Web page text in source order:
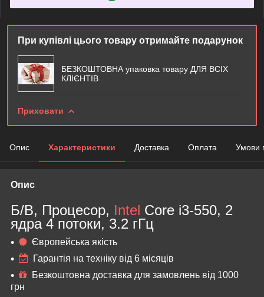
При купівлі цього товару отримайте подарунок
БЕЗКОШТОВНА упаковка товару ДЛЯ ВСІХ
КЛІЄНТІВ
Приховати
Опис Характеристики Доставка Оплата Умови
Опис
Б/В, Процесор, Intel Core i3-550, 2
ядра 4 потоки, 3.2 гГц
Європейська якість
Гарантія на техніку від 6 місяців
Безкоштовна доставка для замовлень від 1000
грн